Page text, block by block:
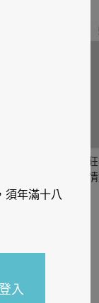
須年滿十八
入